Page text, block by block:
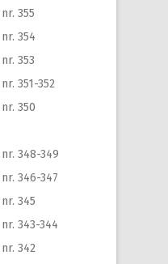
355
354
353
351-352
350
348-349
346-347
345
343-344
342